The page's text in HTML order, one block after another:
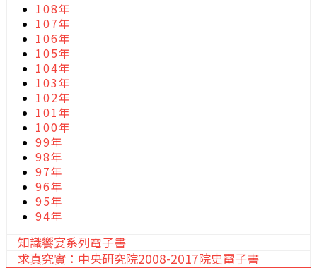
108年
107年
106年
105年
104年
103年
102年
101年
100年
99年
98年
97年
96年
95年
94年
知識饗宴系列電子書
求真究實：中央研究院2008-2017院史電子書